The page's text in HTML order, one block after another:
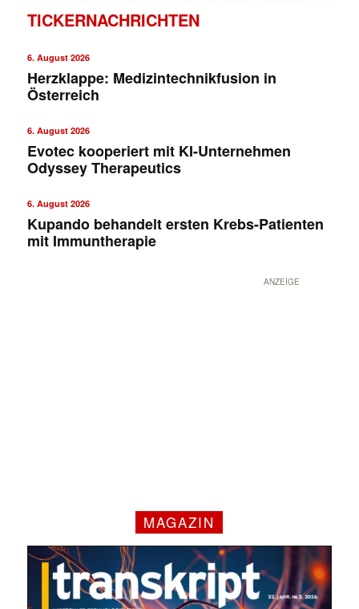
TICKERNACHRICHTEN
6. August 2026
Herzklappe: Medizintechnikfusion in
Österreich
6. August 2026
Evotec kooperiert mit KI-Unternehmen
Odyssey Therapeutics
6. August 2026
Kupando behandelt ersten Krebs-Patienten
mit Immuntherapie
ANZEIGE
MAGAZIN